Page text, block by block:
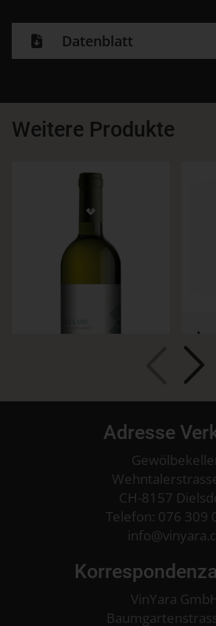
Datenblatt
Weitere Produkte
Detail
Adresse
CH-8157
Telefon: 076 309
info
VinYara